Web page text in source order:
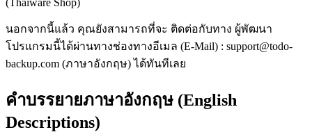
(Thaiware Shop)
นอกจากนี้แล้ว คุณยังสามารถที่จะ ติดต่อกับทาง ผู้พัฒนา
โปรแกรมนี้ได้ผ่านทางช่องทางอีเมล (E-Mail) : support@todo-
backup.com (ภาษาอังกฤษ) ได้ทันทีเลย
คำบรรยายภาษาอังกฤษ (English
Descriptions)